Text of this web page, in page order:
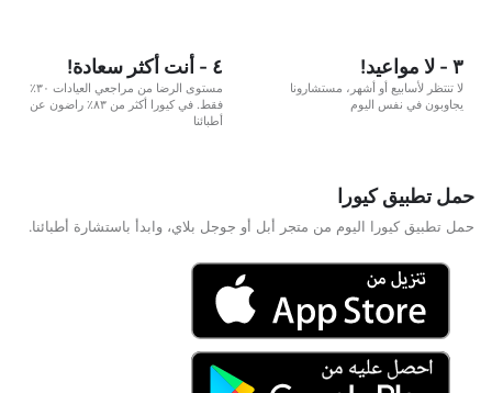
٣ - لا مواعيد!
لا تنتظر لأسابيع أو أشهر، مستشارونا
يجاوبون في نفس اليوم
٤ - أنت أكثر سعادة!
مستوى الرضا من مراجعي العيادات ٣٠٪
فقط. في كيورا أكثر من ٨٣٪ راضون عن
أطبائنا
حمل تطبيق كيورا
حمل تطبيق كيورا اليوم من متجر أبل أو جوجل بلاي، وابدأ باستشارة أطبائنا.